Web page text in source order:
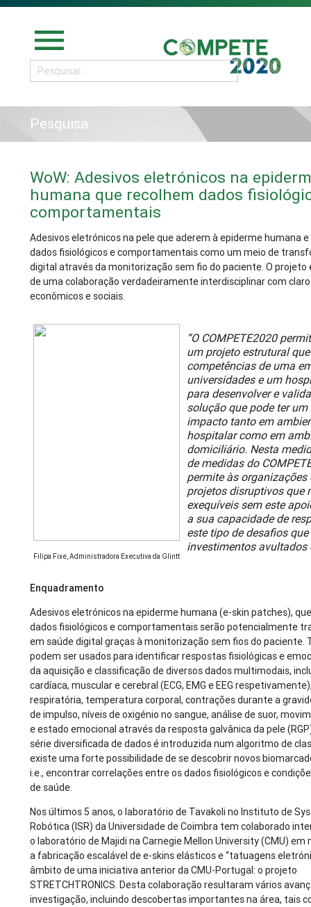
menu
Pesquisa
WoW: Adesivos eletrónicos na
humana que recolhem dados
comportamentais
Adesivos eletrónicos na pele que aderem à epiderme humana
dados fisiológicos e comportamentais como um meio de
digital através da monitorização sem fio do paciente. O projeto
de uma colaboração verdadeiramente interdisciplinar com
econômicos e sociais.
Filipa Fixe, Administradora Executiva da Glintt
“O COMPETE2020
um projeto estrutural
competências de uma
universidades e um
para desenvolver e
solução que pode ter um
impacto tanto em
hospitalar como em
domiciliário. Nesta
de medidas do
permite às organizações
projetos disruptivos que
exequíveis sem este
a sua capacidade de
este tipo de desafios
investimentos avultados
Enquadramento
Adesivos eletrónicos na epiderme humana (e-skin patches),
dados fisiológicos e comportamentais serão potencialmente
em saúde digital graças à monitorização sem fios do paciente.
podem ser usados para identificar respostas fisiológicas e
da aquisição e classificação de diversos dados multimodais,
cardíaca, muscular e cerebral (ECG, EMG e EEG
respiratória, temperatura corporal, contrações durante a
de impulso, níveis de oxigénio no sangue, análise de suor,
e estado emocional através da resposta galvânica da pele
série diversificada de dados é introduzida num algoritmo de
existe uma forte possibilidade de se descobrir novos
i.e., encontrar correlações entre os dados fisiológicos e
de saúde.
Nos últimos 5 anos, o laboratório de Tavakoli no Instituto de
Robótica (ISR) da Universidade de Coimbra tem colaborado
o laboratório de Majidi na Carnegie Mellon University (CMU)
a fabricação escalável de e-skins elásticos e “tatuagens
âmbito de uma iniciativa anterior da CMU-Portugal: o projeto
STRETCHTRONICS. Desta colaboração resultaram vários
investigação, incluindo descobertas importantes na área, tais